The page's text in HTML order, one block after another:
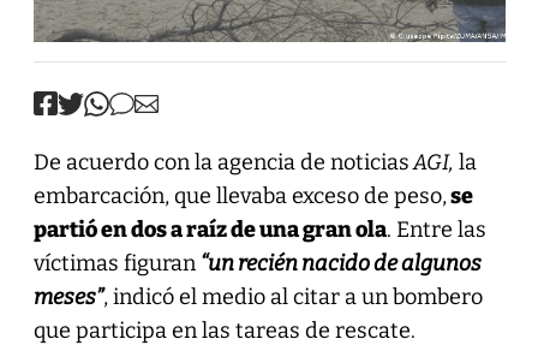
De acuerdo con la agencia de noticiasAGI, la
embarcación, que llevaba exceso de peso,se
partió en dos a raíz de una gran ola. Entre las
víctimas figuran “un recién nacido de algunos
meses”, indicó el medio al citar a un bombero
que participa en las tareas de rescate.